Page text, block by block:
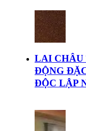
LAI CHÂU
ĐỘNG
ĐỘC LẬP